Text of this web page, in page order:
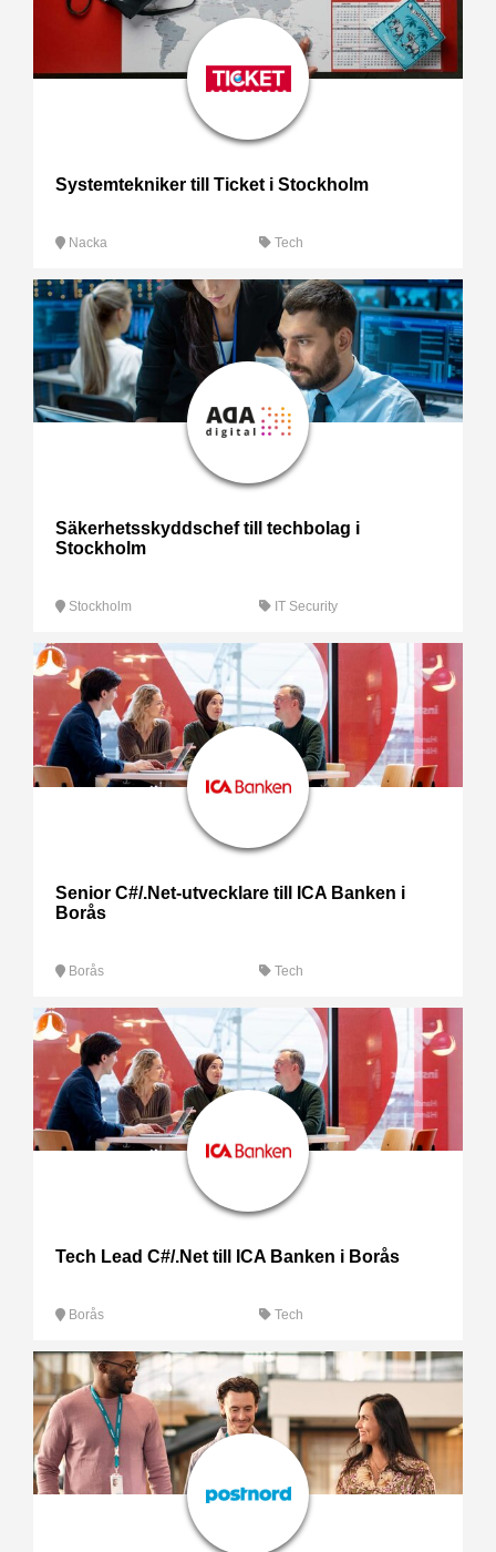
Systemtekniker till Ticket i Stockholm
Nacka Tech
Säkerhetsskyddschef till techbolag i
Stockholm
Stockholm IT Security
Senior C#/.Net-utvecklare till ICA Banken i
Borås
Borås Tech
Tech Lead C#/.Net till ICA Banken i Borås
Borås Tech